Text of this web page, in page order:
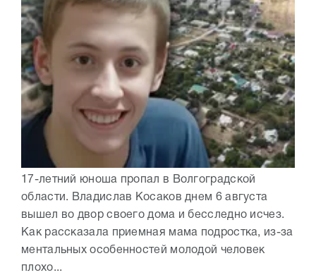
17-летний юноша пропал в Волгоградской
области. Владислав Косаков днем 6 августа
вышел во двор своего дома и бесследно исчез.
Как рассказала приемная мама подростка, из-за
ментальных особенностей молодой человек
плохо...